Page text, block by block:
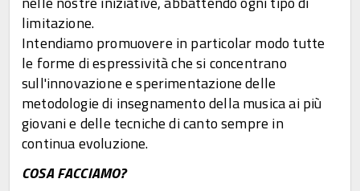
limitazione.
Intendiamo promuovere in particolar modo tutte
le forme di espressività che si concentrano
sull'innovazione e sperimentazione delle
metodologie di insegnamento della musica ai più
giovani e delle tecniche di canto sempre in
continua evoluzione.
COSA FACCIAMO?